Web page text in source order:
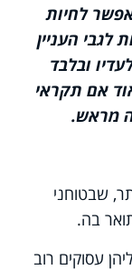
לחיות
לגבי העניין
ובלבד
אם תקראי
מראש.
שבטוחני
בה.
עסוקים רוב